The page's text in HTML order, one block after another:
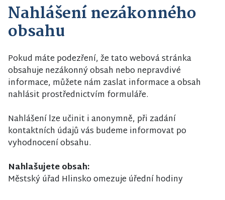
Nahlášení nezákonného
obsahu
Pokud máte podezření, že tato webová stránka
obsahuje nezákonný obsah nebo nepravdivé
informace, můžete nám zaslat informace a obsah
nahlásit prostřednictvím formuláře.
Nahlášení lze učinit i anonymně, při zadání
kontaktních údajů vás budeme informovat po
vyhodnocení obsahu.
Nahlašujete obsah:
Městský úřad Hlinsko omezuje úřední hodiny